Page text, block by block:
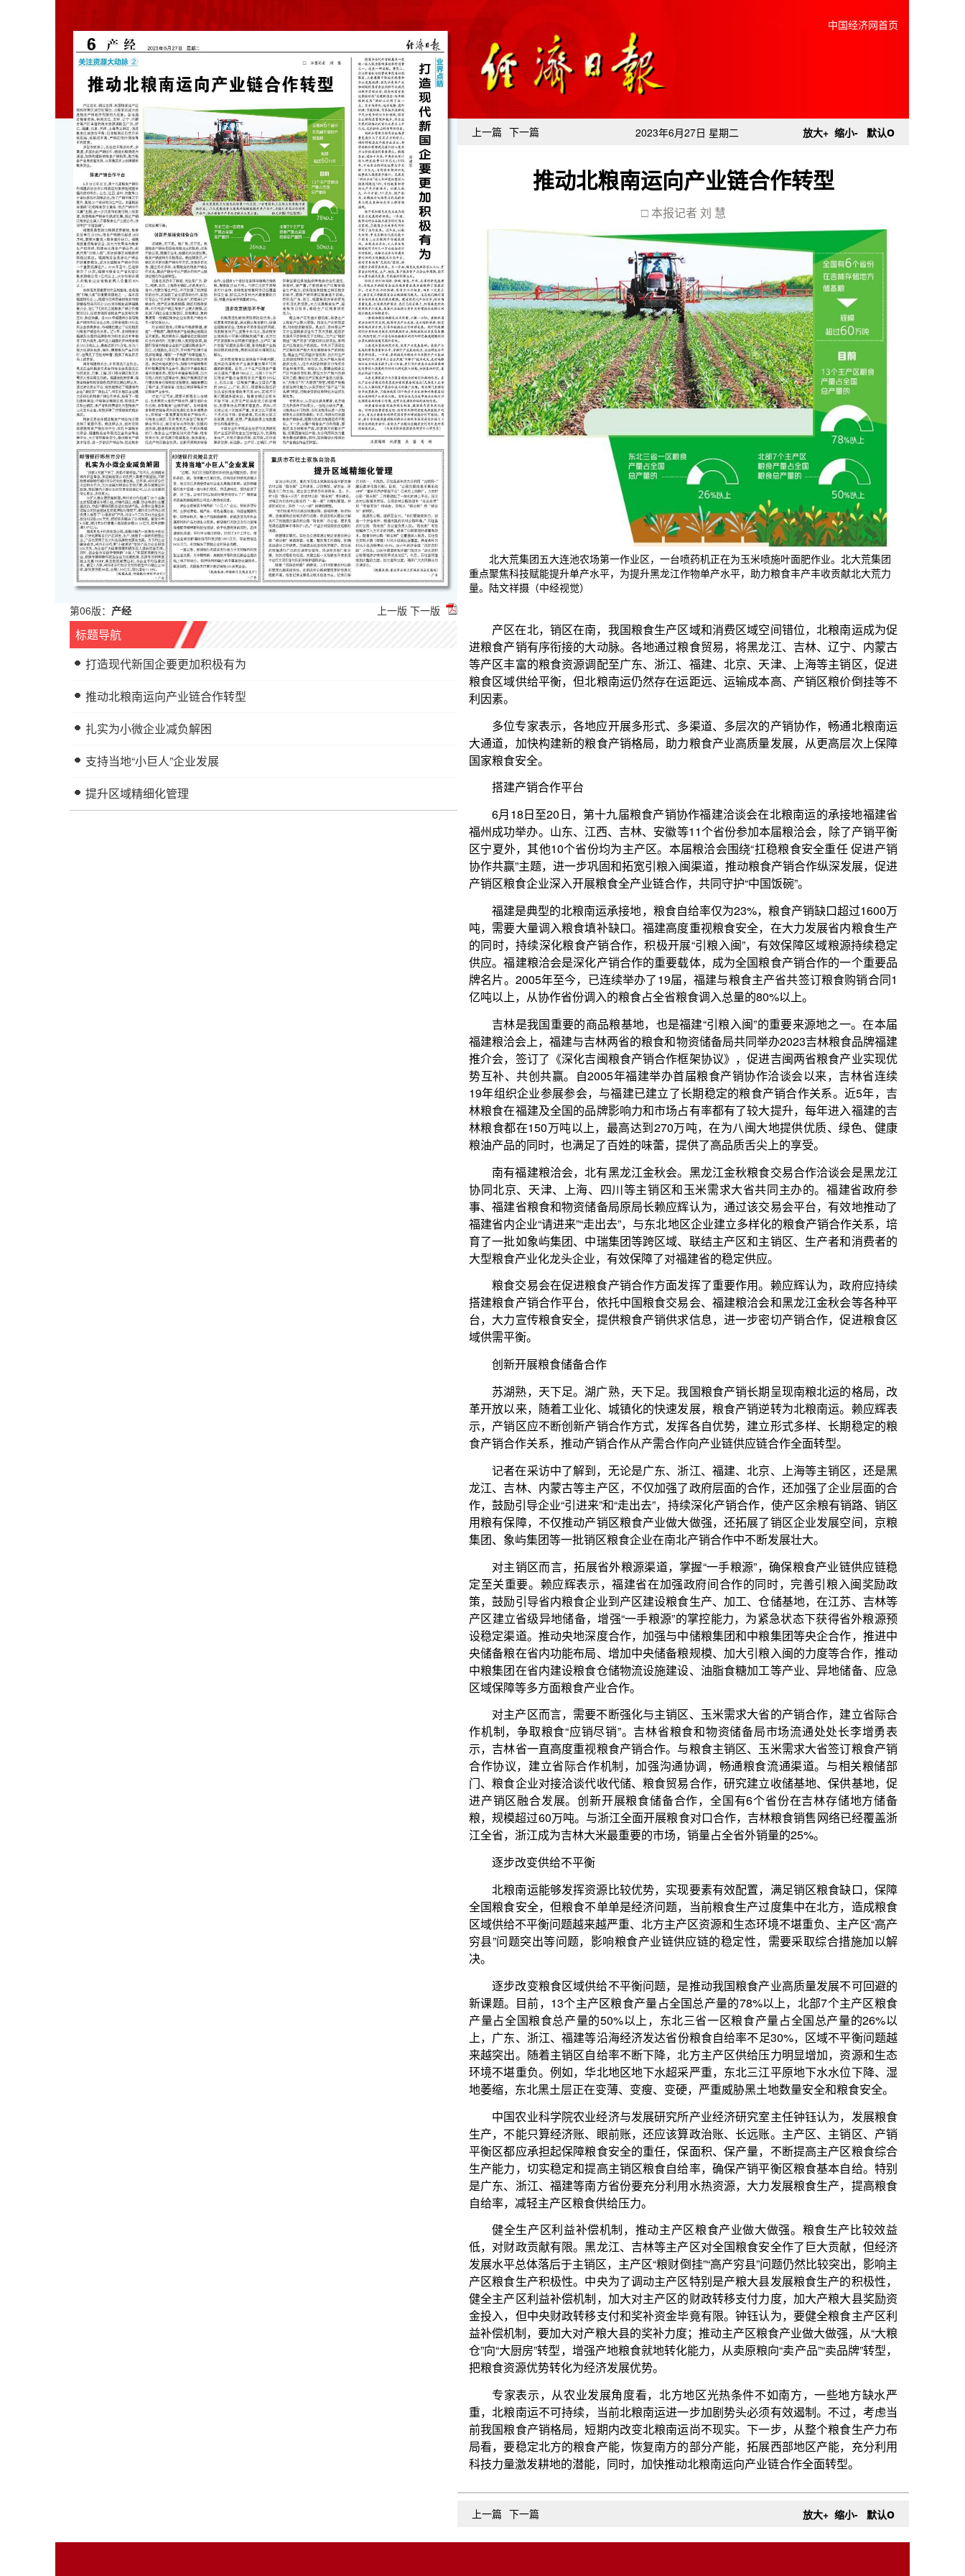
第06版： 产经 上一版 下一版
标题导航
打造现代新国企要更加积极有为
推动北粮南运向产业链合作转型
扎实为小微企业减负解困
支持当地“小巨人”企业发展
提升区域精细化管理
中国经济网首页
上一篇 下一篇 2023年6月27日 星期二 放大+ 缩小- 默认o
推动北粮南运向产业链合作转型
□ 本报记者 刘 慧
北大荒集团五大连池农场第一作业区，一台喷药机正在为玉米喷施叶面肥作业。北大荒集团
重点聚焦科技赋能提升单产水平，为提升黑龙江作物单产水平，助力粮食丰产丰收贡献北大荒力
量。陆文祥摄（中经视觉）
产区在北，销区在南，我国粮食生产区域和消费区域空间错位，北粮南运成为促
进粮食产销有序衔接的大动脉。各地通过粮食贸易，将黑龙江、吉林、辽宁、内蒙古
等产区丰富的粮食资源调配至广东、浙江、福建、北京、天津、上海等主销区，促进
粮食区域供给平衡，但北粮南运仍然存在运距远、运输成本高、产销区粮价倒挂等不
利因素。
多位专家表示，各地应开展多形式、多渠道、多层次的产销协作，畅通北粮南运
大通道，加快构建新的粮食产销格局，助力粮食产业高质量发展，从更高层次上保障
国家粮食安全。
搭建产销合作平台
6月18日至20日，第十九届粮食产销协作福建洽谈会在北粮南运的承接地福建省
福州成功举办。山东、江西、吉林、安徽等11个省份参加本届粮洽会，除了产销平衡
区宁夏外，其他10个省份均为主产区。本届粮洽会围绕“扛稳粮食安全重任 促进产销
协作共赢”主题，进一步巩固和拓宽引粮入闽渠道，推动粮食产销合作纵深发展，促进
产销区粮食企业深入开展粮食全产业链合作，共同守护“中国饭碗”。
福建是典型的北粮南运承接地，粮食自给率仅为23%，粮食产销缺口超过1600万
吨，需要大量调入粮食填补缺口。福建高度重视粮食安全，在大力发展省内粮食生产
的同时，持续深化粮食产销合作，积极开展“引粮入闽”，有效保障区域粮源持续稳定
供应。福建粮洽会是深化产销合作的重要载体，成为全国粮食产销合作的一个重要品
牌名片。2005年至今，已连续举办了19届，福建与粮食主产省共签订粮食购销合同1
亿吨以上，从协作省份调入的粮食占全省粮食调入总量的80%以上。
吉林是我国重要的商品粮基地，也是福建“引粮入闽”的重要来源地之一。在本届
福建粮洽会上，福建与吉林两省的粮食和物资储备局共同举办2023吉林粮食品牌福建
推介会，签订了《深化吉闽粮食产销合作框架协议》，促进吉闽两省粮食产业实现优
势互补、共创共赢。自2005年福建举办首届粮食产销协作洽谈会以来，吉林省连续
19年组织企业参展参会，与福建已建立了长期稳定的粮食产销合作关系。近5年，吉
林粮食在福建及全国的品牌影响力和市场占有率都有了较大提升，每年进入福建的吉
林粮食都在150万吨以上，最高达到270万吨，在为八闽大地提供优质、绿色、健康
粮油产品的同时，也满足了百姓的味蕾，提供了高品质舌尖上的享受。
南有福建粮洽会，北有黑龙江金秋会。黑龙江金秋粮食交易合作洽谈会是黑龙江
协同北京、天津、上海、四川等主销区和玉米需求大省共同主办的。福建省政府参
事、福建省粮食和物资储备局原局长赖应辉认为，通过该交易会平台，有效地推动了
福建省内企业“请进来”“走出去”，与东北地区企业建立多样化的粮食产销合作关系，培
育了一批如象屿集团、中瑞集团等跨区域、联结主产区和主销区、生产者和消费者的
大型粮食产业化龙头企业，有效保障了对福建省的稳定供应。
粮食交易会在促进粮食产销合作方面发挥了重要作用。赖应辉认为，政府应持续
搭建粮食产销合作平台，依托中国粮食交易会、福建粮洽会和黑龙江金秋会等各种平
台，大力宣传粮食安全，提供粮食产销供求信息，进一步密切产销合作，促进粮食区
创新开展粮食储备合作
苏湖熟，天下足。湖广熟，天下足。我国粮食产销长期呈现南粮北运的格局，改
革开放以来，随着工业化、城镇化的快速发展，粮食产销逆转为北粮南运。赖应辉表
示，产销区应不断创新产销合作方式，发挥各自优势，建立形式多样、长期稳定的粮
食产销合作关系，推动产销合作从产需合作向产业链供应链合作全面转型。
记者在采访中了解到，无论是广东、浙江、福建、北京、上海等主销区，还是黑
龙江、吉林、内蒙古等主产区，不仅加强了政府层面的合作，还加强了企业层面的合
作，鼓励引导企业“引进来”和“走出去”，持续深化产销合作，使产区余粮有销路、销区
用粮有保障，不仅推动产销区粮食产业做大做强，还拓展了销区企业发展空间，京粮
集团、象屿集团等一批销区粮食企业在南北产销合作中不断发展壮大。
对主销区而言，拓展省外粮源渠道，掌握“一手粮源”，确保粮食产业链供应链稳
策，鼓励引导省内粮食企业到产区建设粮食生产、加工、仓储基地，在江苏、吉林等
产区建立省级异地储备，增强“一手粮源”的掌控能力，为紧急状态下获得省外粮源预
设稳定渠道。推动央地深度合作，加强与中储粮集团和中粮集团等央企合作，推进中
央储备粮在省内功能布局、增加中央储备粮规模、加大引粮入闽的力度等合作，推动
中粮集团在省内建设粮食仓储物流设施建设、油脂食糖加工等产业、异地储备、应急
区域保障等多方面粮食产业合作。
对主产区而言，需要不断强化与主销区、玉米需求大省的产销合作，建立省际合
作机制，争取粮食“应销尽销”。吉林省粮食和物资储备局市场流通处处长李增勇表
示，吉林省一直高度重视粮食产销合作。与粮食主销区、玉米需求大省签订粮食产销
合作协议，建立省际合作机制，加强沟通协调，畅通粮食流通渠道。与相关粮储部
进产销区融合发展。创新开展粮食储备合作，全国有6个省份在吉林存储地方储备
粮，规模超过60万吨。与浙江全面开展粮食对口合作，吉林粮食销售网络已经覆盖浙
江全省，浙江成为吉林大米最重要的市场，销量占全省外销量的25%。
逐步改变供给不平衡
北粮南运能够发挥资源比较优势，实现要素有效配置，满足销区粮食缺口，保障
全国粮食安全，但粮食不单单是经济问题，当前粮食生产过度集中在北方，造成粮食
区域供给不平衡问题越来越严重、北方主产区资源和生态环境不堪重负、主产区“高产
穷县”问题突出等问题，影响粮食产业链供应链的稳定性，需要采取综合措施加以解
逐步改变粮食区域供给不平衡问题，是推动我国粮食产业高质量发展不可回避的
新课题。目前，13个主产区粮食产量占全国总产量的78%以上，北部7个主产区粮食
产量占全国粮食总产量的50%以上，东北三省一区粮食产量占全国总产量的26%以
上，广东、浙江、福建等沿海经济发达省份粮食自给率不足30%，区域不平衡问题越
来越突出。随着主销区自给率不断下降，北方主产区供给压力明显增加，资源和生态
环境不堪重负。例如，华北地区地下水超采严重，东北三江平原地下水水位下降、湿
地萎缩，东北黑土层正在变薄、变瘦、变硬，严重威胁黑土地数量安全和粮食安全。
中国农业科学院农业经济与发展研究所产业经济研究室主任钟钰认为，发展粮食
生产，不能只算经济账、眼前账，还应该算政治账、长远账。主产区、主销区、产销
平衡区都应承担起保障粮食安全的重任，保面积、保产量，不断提高主产区粮食综合
生产能力，切实稳定和提高主销区粮食自给率，确保产销平衡区粮食基本自给。特别
是广东、浙江、福建等南方省份要充分利用水热资源，大力发展粮食生产，提高粮食
自给率，减轻主产区粮食供给压力。
健全生产区利益补偿机制，推动主产区粮食产业做大做强。粮食生产比较效益
低，对财政贡献有限。黑龙江、吉林等主产区对全国粮食安全作了巨大贡献，但经济
发展水平总体落后于主销区，主产区“粮财倒挂”“高产穷县”问题仍然比较突出，影响主
产区粮食生产积极性。中央为了调动主产区特别是产粮大县发展粮食生产的积极性，
健全主产区利益补偿机制，加大对主产区的财政转移支付力度，加大产粮大县奖励资
金投入，但中央财政转移支付和奖补资金毕竟有限。钟钰认为，要健全粮食主产区利
益补偿机制，要加大对产粮大县的奖补力度；推动主产区粮食产业做大做强，从“大粮
仓”向“大厨房”转型，增强产地粮食就地转化能力，从卖原粮向“卖产品”“卖品牌”转型，
把粮食资源优势转化为经济发展优势。
专家表示，从农业发展角度看，北方地区光热条件不如南方，一些地方缺水严
重，北粮南运不可持续，当前北粮南运进一步加剧势头必须有效遏制。不过，考虑当
前我国粮食产销格局，短期内改变北粮南运尚不现实。下一步，从整个粮食生产力布
局看，要稳定北方的粮食产能，恢复南方的部分产能，拓展西部地区产能，充分利用
科技力量激发耕地的潜能，同时，加快推动北粮南运向产业链合作全面转型。
上一篇 下一篇 放大+ 缩小- 默认o